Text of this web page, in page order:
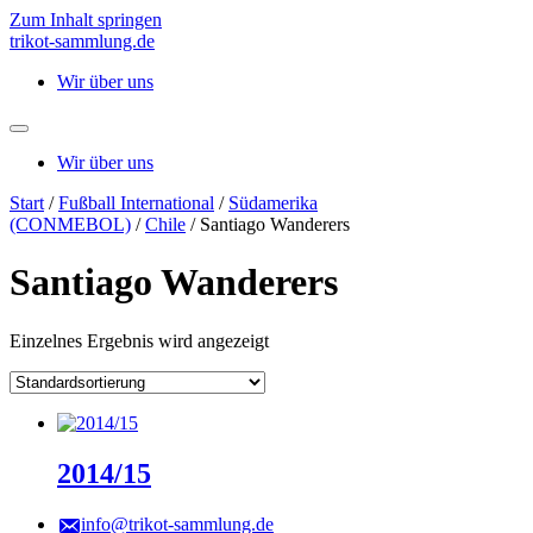
Zum Inhalt springen
trikot-sammlung.de
Wir über uns
Wir über uns
Start /Fußball International / Südamerika
(CONMEBOL) /Chile / Santiago Wanderers
Santiago Wanderers
Einzelnes Ergebnis wird angezeigt
2014/15
info@trikot-sammlung.de